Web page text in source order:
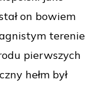
on bowiem
terenie
pierwszych
hełm był